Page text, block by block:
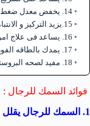
14. يخفض معدل ضغط الدم :
15.يزيد التركيز و الانتباه :
16. يساعد فى علاج امراض الكبد :
17. يمدك بالطاقه الفوريه:
18. مفيد لصحه البروستاتا :
فوائد السمك للرجال :
1. السمك للرجال يقلل من خطر الاصابه بامراض القلب :